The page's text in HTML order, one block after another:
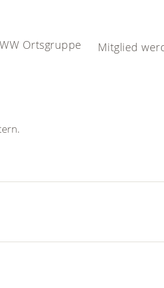
Ortsgruppe Mitglied